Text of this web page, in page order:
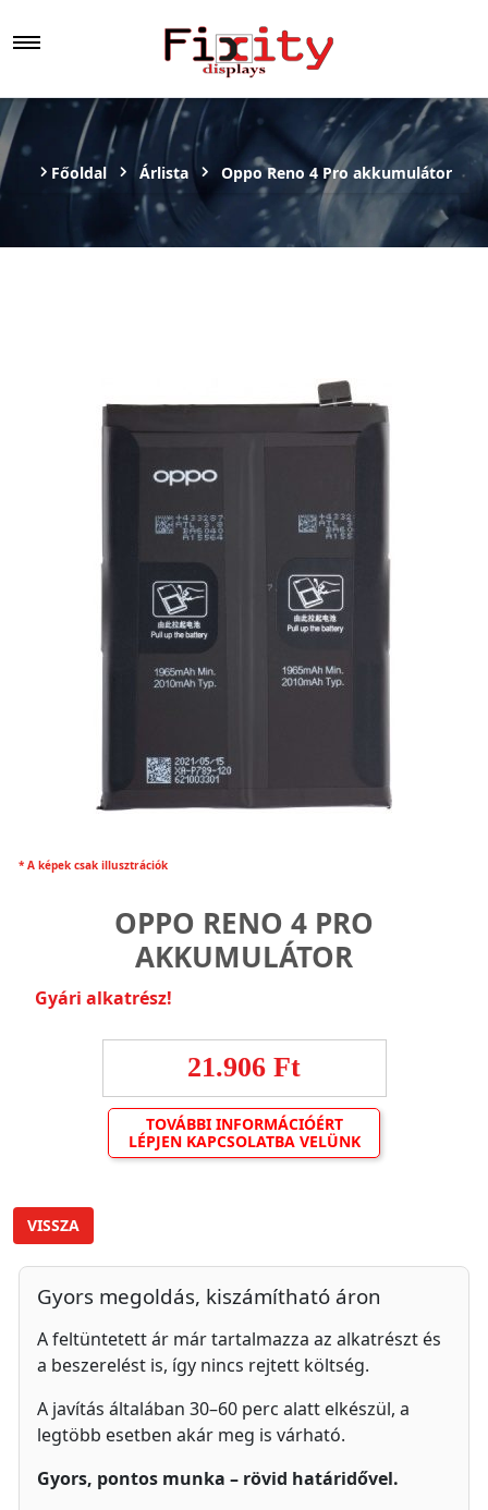
Főoldal Árlista Oppo Reno 4 Pro akkumulátor
* A képek csak illusztrációk
OPPO RENO 4 PRO
AKKUMULÁTOR
Gyári alkatrész!
21.906 Ft
TOVÁBBI INFORMÁCIÓÉRT
LÉPJEN KAPCSOLATBA VELÜNK
VISSZA
Gyors megoldás, kiszámítható áron
A feltüntetett ár már tartalmazza az alkatrészt és
a beszerelést is, így nincs rejtett költség.
A javítás általában 30–60 perc alatt elkészül, a
legtöbb esetben akár meg is várható.
Gyors, pontos munka – rövid határidővel.